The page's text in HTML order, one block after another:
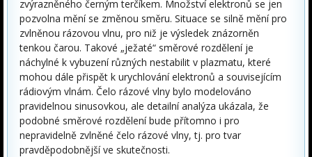
zvýrazněného černým terčíkem. Množství elektronů se jen
pozvolna mění se změnou směru. Situace se silně mění pro
zvlněnou rázovou vlnu, pro niž je výsledek znázorněn
tenkou čarou. Takové „ježaté“ směrové rozdělení je
náchylné k vybuzení různých nestabilit v plazmatu, které
mohou dále přispět k urychlování elektronů a souvisejícím
rádiovým vlnám. Čelo rázové vlny bylo modelováno
pravidelnou sinusovkou, ale detailní analýza ukázala, že
podobné směrové rozdělení bude přítomno i pro
nepravidelně zvlněné čelo rázové vlny, tj. pro tvar
pravděpodobnější ve skutečnosti.